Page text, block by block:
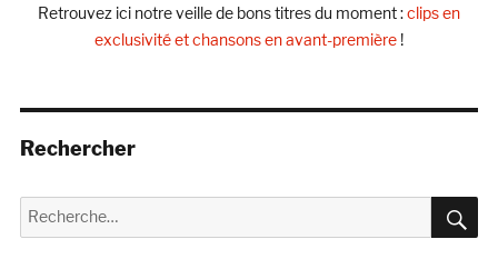
Retrouvez ici notre veille de bons titres du moment :clips en
exclusivité et chansons en avant-première !
Rechercher
Recherche
pour :